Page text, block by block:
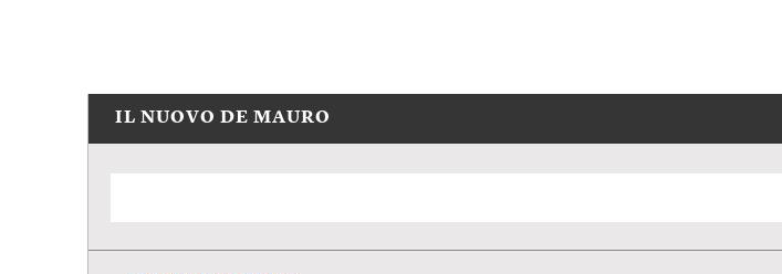
IL NUOVO DE MAURO